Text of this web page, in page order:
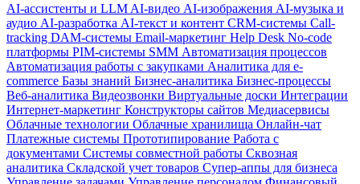
AI-ассистенты и LLM AI-видео AI-изображения AI-музыка и
аудио AI-разработка AI-текст и контент CRM-системы Call-
tracking DAM-системы Email-маркетинг Help Desk No-code
платформы PIM-системы SMM Автоматизация процессов
Автоматизация работы с закупками Аналитика для e-
commerce Базы знаний Бизнес-аналитика Бизнес-процессы
Веб-аналитика Видеозвонки Виртуальные доски Интеграции
Интернет-маркетинг Конструкторы сайтов Медиасервисы
Облачные технологии Облачные хранилища Онлайн-чат
Платежные системы Прототипирование Работа с
документами Системы совместной работы Сквозная
аналитика Складской учет товаров Супер-аппы для бизнеса